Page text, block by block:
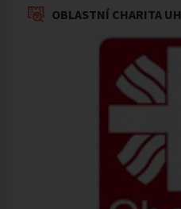
OBLASTNÍ CHARITA UH